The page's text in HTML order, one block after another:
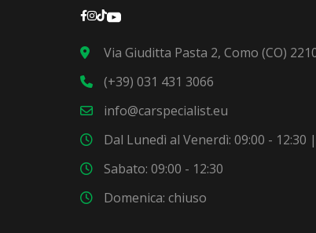
Via Giuditta Pasta 2, Como (CO)
(+39) 031 431 3066
info@carspecialist.eu
Dal Lunedì al Venerdì: 09:00 - 12:30
Sabato: 09:00 - 12:30
Domenica: chiuso